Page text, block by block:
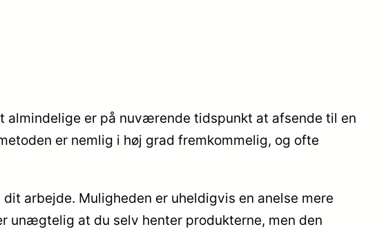
er på nuværende tidspunkt at afsende til en
er nemlig i høj grad fremkommelig, og ofte
arbejde. Muligheden er uheldigvis en anelse mere
unægtelig at du selv henter produkterne, men den